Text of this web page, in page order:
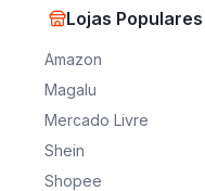
Lojas Populares
Amazon
Magalu
Mercado Livre
Shein
Shopee